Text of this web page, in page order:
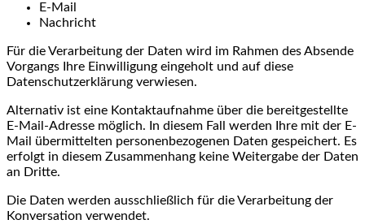
E-Mail
Nachricht
Für die Verarbeitung der Daten wird im Rahmen des Absende
Vorgangs Ihre Einwilligung eingeholt und auf diese
Datenschutzerklärung verwiesen.
Alternativ ist eine Kontaktaufnahme über die bereitgestellte
E-Mail-Adresse möglich. In diesem Fall werden Ihre mit der E-
Mail übermittelten personenbezogenen Daten gespeichert. Es
erfolgt in diesem Zusammenhang keine Weitergabe der Daten
an Dritte.
Die Daten werden ausschließlich für die Verarbeitung der
Konversation verwendet.